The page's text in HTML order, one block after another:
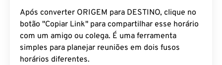
Após converter ORIGEM para DESTINO, clique no
botão "Copiar Link" para compartilhar esse horário
com um amigo ou colega. É uma ferramenta
simples para planejar reuniões em dois fusos
horários diferentes.